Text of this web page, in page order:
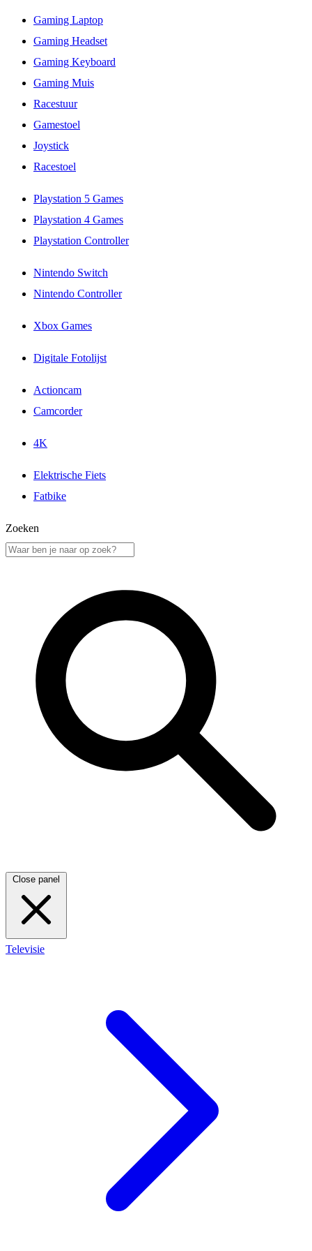
Gaming Laptop
Gaming Headset
Gaming Keyboard
Gaming Muis
Racestuur
Gamestoel
Joystick
Racestoel
Playstation 5 Games
Playstation 4 Games
Playstation Controller
Nintendo Switch
Nintendo Controller
Xbox Games
Digitale Fotolijst
Actioncam
Camcorder
4K
Elektrische Fiets
Fatbike
Zoeken
Close panel
Televisie